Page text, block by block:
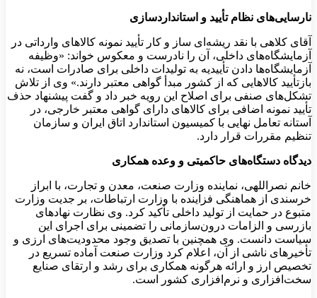
نارسایی‌های نظام تأیید و استانداردسازی
آقای کلاهی با نقد ریشه‌ای ساز و کار تأیید نمونه کالاهای وارداتی در
آزمایشگاه‌های داخلی، آن را نادرست و معکوس خواند: «وظیفه
آزمایشگاه‌ها دادن تأییدیه به تولیدات داخلی برای صادرات است، نه
بازتأیید کالاهایی که از کشور مبدأ گواهی معتبر دارند.» وی از تلاش
تشکل‌های صنفی برای اصلاح این رویه خبر داد و گفت پیشنهاد حذف
تأیید نمونه اضافی برای کالاهای دارای گواهی معتبر خارجی، در
آستانه تعامل نهایی با کمیسیون استاندارد اتاق ایران و سازمان
تنظیم مقررات قرار دارد.
دیدگاه دستگاه‌های حاکمیتی و وعده همکاری
خانم نصراللهی، نماینده وزارت صنعت، معدن و تجارت، با ابراز
خرسندی از هماهنگی فزاینده با وزارت ارتباطات، بر جدیت وزارت
متبوع در حمایت از تولید داخلی تأکید کرد. وی نظارت نهادهای
بازرسی و الزامات درون‌سازمانی را تضمینی برای اجرای این
سیاست دانست. وی همچنین با تصدیق وجود محدودیت‌های ارزی و
تأخیرهای ناشی از آن، اعلام کرد وزارت صنعت آماده تسریع در
تخصیص ارز و ارائه هرگونه همکاری برای رشد و ارتقای صنایع
سخت‌افزاری و نرم‌افزاری کشور است.